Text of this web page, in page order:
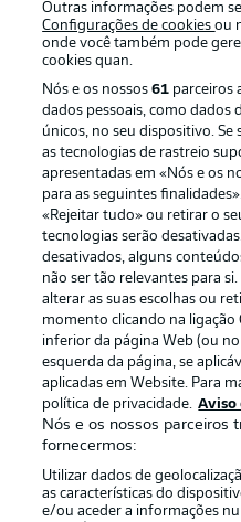
Publicidade
Gerir preferências
Marca
Jogadores
Outras informações podem
Configurações de cookiesou
onde você também pode
cookies quan.
Nós e os nossos61 parceiros
dados pessoais, como dados
únicos, no seu dispositivo.
as tecnologias de rastreio
apresentadas em «Nós e os
para as seguintes
«Rejeitar tudo» ou retirar o
tecnologias serão
desativados, alguns
não ser tão relevantes para
alterar as suas escolhas ou
momento clicando na ligação
inferior da página Web (ou
esquerda da página, se
aplicadas em Website. Para
política de privacidade. Aviso
Nós e os nossos parceiros
fornecermos:
Utilizar dados de
as características do
e/ou aceder a informações